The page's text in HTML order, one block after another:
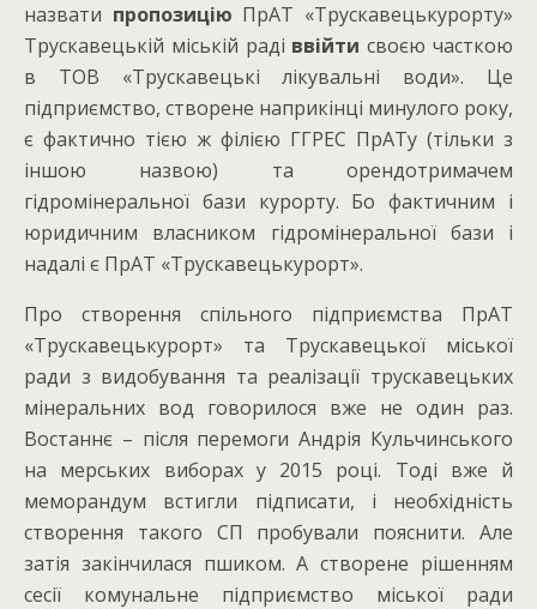
назвати пропозицію ПрАТ «Трускавецькурорту»
Трускавецькій міській раді ввійти своєю часткою
в ТОВ «Трускавецькі лікувальні води». Це
підприємство, створене наприкінці минулого року,
є фактично тією ж філією ГГРЕС ПрАТу (тільки з
іншою назвою) та орендотримачем
гідромінеральної бази курорту. Бо фактичним і
юридичним власником гідромінеральної бази і
надалі є ПрАТ «Трускавецькурорт».
Про створення спільного підприємства ПрАТ
«Трускавецькурорт» та Трускавецької міської
ради з видобування та реалізації трускавецьких
мінеральних вод говорилося вже не один раз.
Востаннє – після перемоги Андрія Кульчинського
на мерських виборах у 2015 році. Тоді вже й
меморандум встигли підписати, і необхідність
створення такого СП пробували пояснити. Але
затія закінчилася пшиком. А створене рішенням
сесії комунальне підприємство міської ради